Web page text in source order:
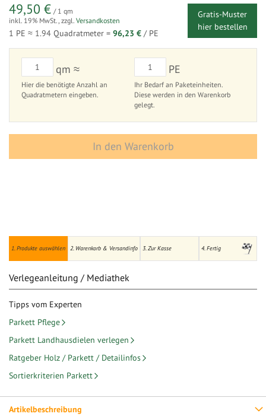
1. Produkte auswählen 2. Warenkorb & Versandinfo 3. Zur Kasse 4. Fertig
49,50 € / 1 qm
inkl. 19% MwSt., zzgl. Versandkosten
1 PE ≈ 1.94 Quadratmeter = 96,23 € / PE
Gratis-Muster
hier bestellen
qm ≈
Hier die benötigte Anzahl an
Quadratmetern eingeben.
PE
Ihr Bedarf an Paketeinheiten.
Diese werden in den Warenkorb
gelegt.
In den Warenkorb
Artikelbeschreibung
Verlegeanleitung / Mediathek
Tipps vom Experten
Parkett Pflege
Parkett Landhausdielen verlegen
Ratgeber Holz / Parkett / Detailinfos
Sortierkriterien Parkett